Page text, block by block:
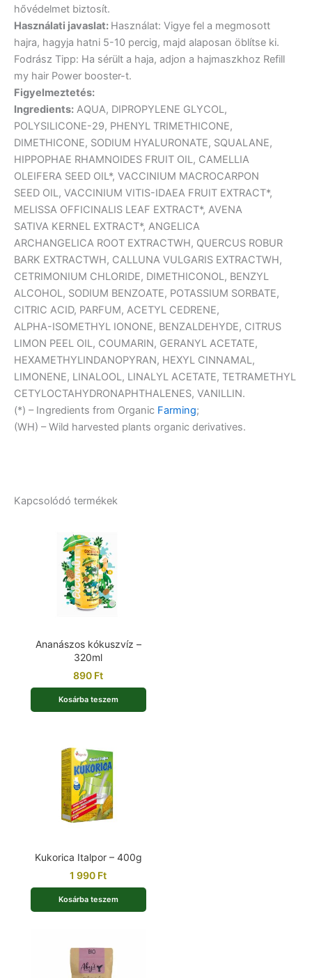
hővédelmet biztosít.
Használati javaslat: Használat: Vigye fel a megmosott
hajra, hagyja hatni 5-10 percig, majd alaposan öblítse ki.
Fodrász Tipp: Ha sérült a haja, adjon a hajmaszkhoz Refill
my hair Power booster-t.
Figyelmeztetés:
Ingredients: AQUA, DIPROPYLENE GLYCOL,
POLYSILICONE-29, PHENYL TRIMETHICONE,
DIMETHICONE, SODIUM HYALURONATE, SQUALANE,
HIPPOPHAE RHAMNOIDES FRUIT OIL, CAMELLIA
OLEIFERA SEED OIL*, VACCINIUM MACROCARPON
SEED OIL, VACCINIUM VITIS-IDAEA FRUIT EXTRACT*,
MELISSA OFFICINALIS LEAF EXTRACT*, AVENA
SATIVA KERNEL EXTRACT*, ANGELICA
ARCHANGELICA ROOT EXTRACTWH, QUERCUS ROBUR
BARK EXTRACTWH, CALLUNA VULGARIS EXTRACTWH,
CETRIMONIUM CHLORIDE, DIMETHICONOL, BENZYL
ALCOHOL, SODIUM BENZOATE, POTASSIUM SORBATE,
CITRIC ACID, PARFUM, ACETYL CEDRENE,
ALPHA-ISOMETHYL IONONE, BENZALDEHYDE, CITRUS
LIMON PEEL OIL, COUMARIN, GERANYL ACETATE,
HEXAMETHYLINDANOPYRAN, HEXYL CINNAMAL,
LIMONENE, LINALOOL, LINALYL ACETATE, TETRAMETHYL
CETYLOCTAHYDRONAPHTHALENES, VANILLIN.
(*) – Ingredients from Organic Farming;
(WH) – Wild harvested plants organic derivatives.
Kapcsolódó termékek
Ananászos kókuszvíz –
320ml
890 Ft
Kosárba teszem
Kukorica Italpor – 400g
1 990 Ft
Kosárba teszem